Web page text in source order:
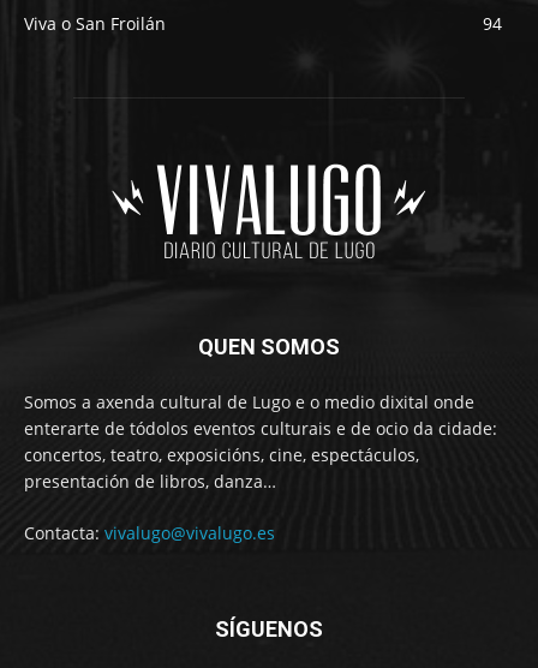
Viva o San Froilán
94
QUEN SOMOS
Somos a axenda cultural de Lugo e o medio dixital onde
enterarte de tódolos eventos culturais e de ocio da cidade:
concertos, teatro, exposicións, cine, espectáculos,
presentación de libros, danza…
Contacta: vivalugo@vivalugo.es
SÍGUENOS